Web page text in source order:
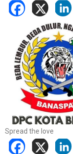
Spread the love